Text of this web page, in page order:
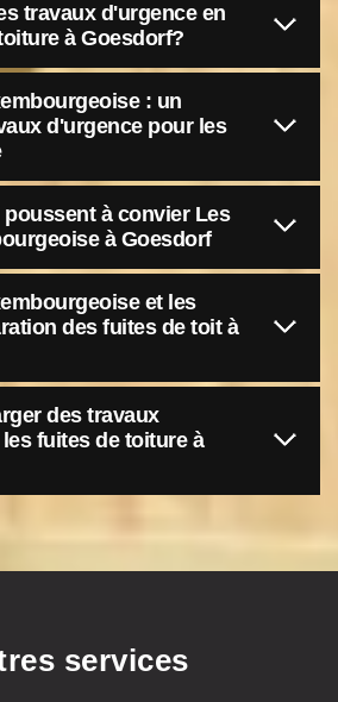
travaux d'urgence en
à Goesdorf?
: un
d'urgence pour les
à convier Les
à Goesdorf
et les
des fuites de toit à
des travaux
fuites de toiture à
services